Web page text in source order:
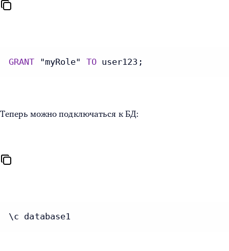
GRANT "myRole" TO user123;
Теперь можно подключаться к БД:
\c database1